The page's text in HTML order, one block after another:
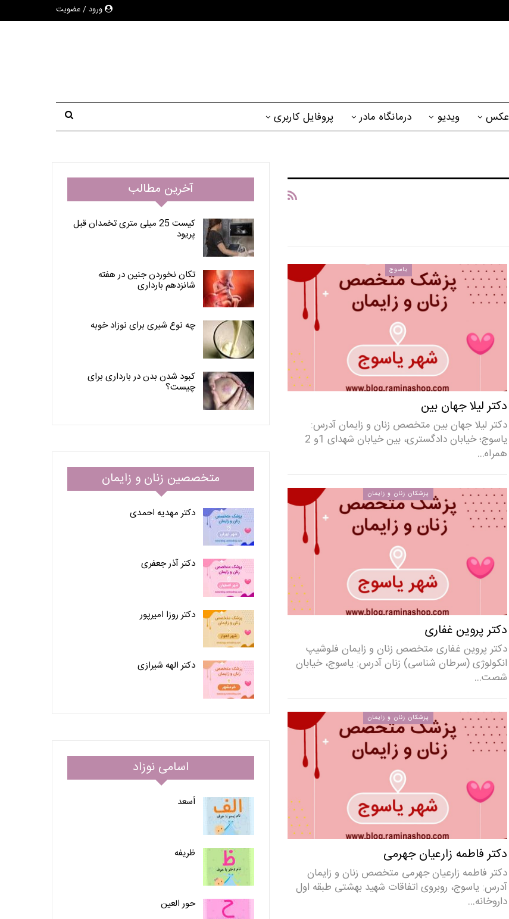
ورود / عضویت
عکس ویدیو درمانگاه مادر پروفایل کاربری
یاسوج
دکتر لیلا جهان بین
دکتر لیلا جهان بین متخصص زنان و زایمان آدرس:
یاسوج؛ خیابان دادگستری، بین خیابان شهدای 1و 2
همراه…
پزشکان زنان و زایمان
دکتر پروین غفاری
دکتر پروین غفاری متخصص زنان و زایمان فلوشیپ
انکولوژی (سرطان شناسی) زنان آدرس: یاسوج، خیابان
شصت…
پزشکان زنان و زایمان
دکتر فاطمه زارعیان جهرمی
دکتر فاطمه زارعیان جهرمی متخصص زنان و زایمان
آدرس: یاسوج، روبروی اتفاقات شهید بهشتی طبقه اول
داروخانه…
آخرین مطالب
کیست 25 میلی متری تخمدان قبل
پریود
تکان نخوردن جنین در هفته
شانزدهم بارداری
چه نوع شیری برای نوزاد خوبه
کبود شدن بدن در بارداری برای
چیست؟
متخصصین زنان و زایمان
دکتر مهدیه احمدی
دکتر آذر جعفری
دکتر روزا امیرپور
دکتر الهه شیرازی
اسامی نوزاد
اَسعد
ظریفه
حور العین